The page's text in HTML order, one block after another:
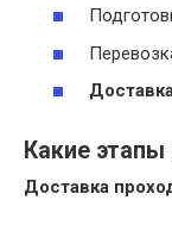
Какие
Доставка